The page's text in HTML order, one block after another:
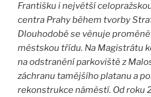
Františku i největší
centra Prahy během tvorby
Dlouhodobě se věnuje
městskou třídu. Na Magistrátu
na odstranění parkoviště z
záchranu tamějšího platanu a
rekonstrukce náměstí. Od roku